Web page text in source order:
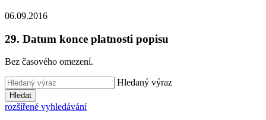
06.09.2016
29. Datum konce platnosti popisu
Bez časového omezení.
Hledaný výraz
Hledat
rozšířené vyhledávání